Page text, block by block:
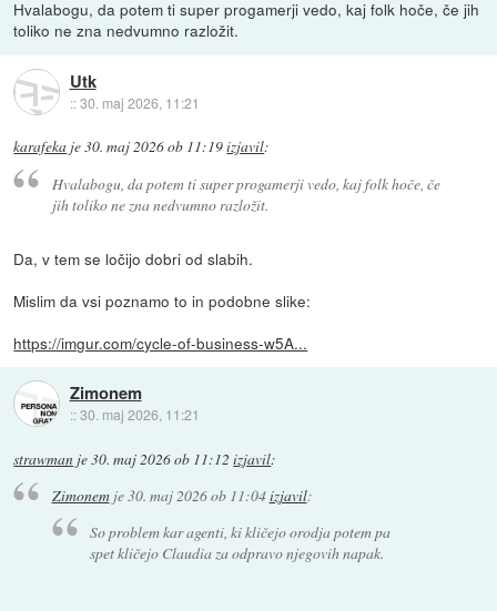
Hvalabogu, da potem ti super progamerji vedo, kaj folk hoče, če jih
toliko ne zna nedvumno razložit.
Utk
::30. maj 2026, 11:21
karafeka je30. maj 2026 ob 11:19izjavil:
Hvalabogu, da potem ti super progamerji vedo, kaj folk hoče, če
jih toliko ne zna nedvumno razložit.
Da, v tem se ločijo dobri od slabih.
Mislim da vsi poznamo to in podobne slike:
https://imgur.com/cycle-of-business-w5A...
Zimonem
::30. maj 2026, 11:21
strawman je30. maj 2026 ob 11:12 izjavil:
Zimonemje30. maj 2026 ob 11:04izjavil:
So problem kar agenti, ki kličejo orodja potem pa
spet kličejo Claudia za odpravo njegovih napak.